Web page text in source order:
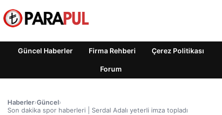
Güncel Haberler Firma Rehberi Çerez Politikası
Forum
Haberler›Güncel›
Son dakika spor haberleri | Serdal Adalı yeterli imza topladı